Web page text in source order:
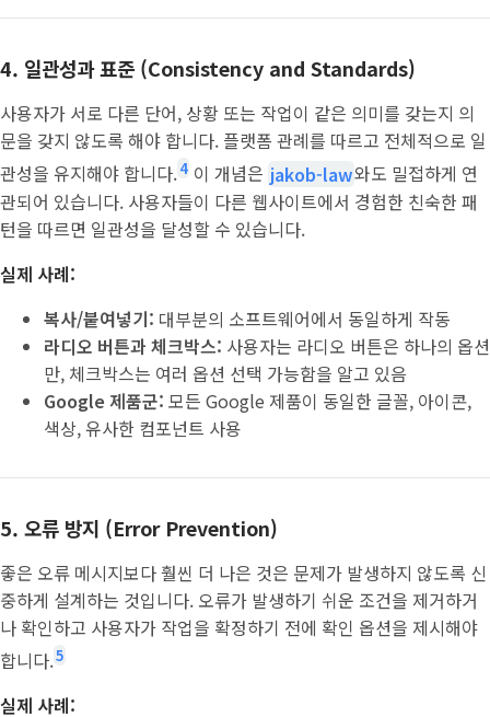
4. 일관성과 표준 (Consistency and Standards)
사용자가 서로 다른 단어, 상황 또는 작업이 같은 의미를 갖는지 의
문을 갖지 않도록 해야 합니다. 플랫폼 관례를 따르고 전체적으로 일
관성을 유지해야 합니다.4 이 개념은 jakob-law와도 밀접하게 연
관되어 있습니다. 사용자들이 다른 웹사이트에서 경험한 친숙한 패
턴을 따르면 일관성을 달성할 수 있습니다.
실제 사례:
복사/붙여넣기: 대부분의 소프트웨어에서 동일하게 작동
라디오 버튼과 체크박스: 사용자는 라디오 버튼은 하나의 옵션
만, 체크박스는 여러 옵션 선택 가능함을 알고 있음
Google 제품군: 모든 Google 제품이 동일한 글꼴, 아이콘,
색상, 유사한 컴포넌트 사용
5. 오류 방지 (Error Prevention)
좋은 오류 메시지보다 훨씬 더 나은 것은 문제가 발생하지 않도록 신
중하게 설계하는 것입니다. 오류가 발생하기 쉬운 조건을 제거하거
나 확인하고 사용자가 작업을 확정하기 전에 확인 옵션을 제시해야
합니다.5
실제 사례: